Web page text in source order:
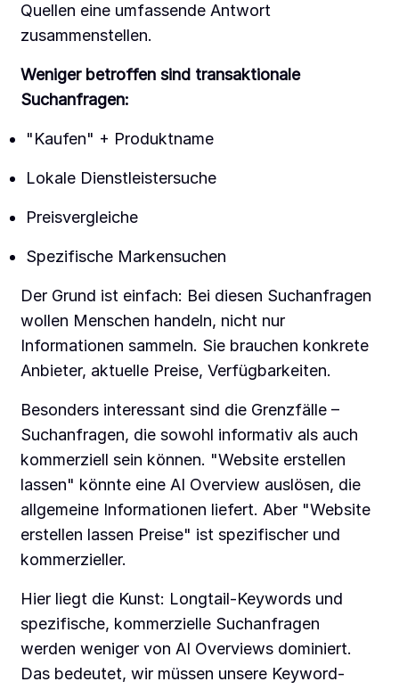
Quellen eine umfassende Antwort
zusammenstellen.
Weniger betroffen sind transaktionale
Suchanfragen:
"Kaufen" + Produktname
Lokale Dienstleistersuche
Preisvergleiche
Spezifische Markensuchen
Der Grund ist einfach: Bei diesen Suchanfragen
wollen Menschen handeln, nicht nur
Informationen sammeln. Sie brauchen konkrete
Anbieter, aktuelle Preise, Verfügbarkeiten.
Besonders interessant sind die Grenzfälle –
Suchanfragen, die sowohl informativ als auch
kommerziell sein können. "Website erstellen
lassen" könnte eine AI Overview auslösen, die
allgemeine Informationen liefert. Aber "Website
erstellen lassen Preise" ist spezifischer und
kommerzieller.
Hier liegt die Kunst: Longtail-Keywords und
spezifische, kommerzielle Suchanfragen
werden weniger von AI Overviews dominiert.
Das bedeutet, wir müssen unsere Keyword-